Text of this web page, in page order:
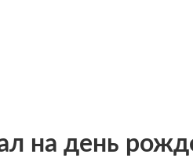
на день